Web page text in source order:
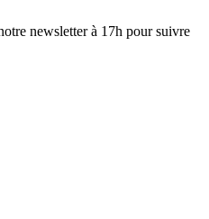
newsletter à 17h pour suivre